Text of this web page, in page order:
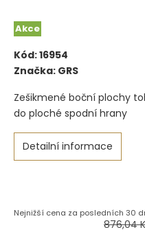
Akce
Kód:16954
Značka: GRS
876,04
Zešikmené boční plochy
do ploché spodní hrany
Detailní informace